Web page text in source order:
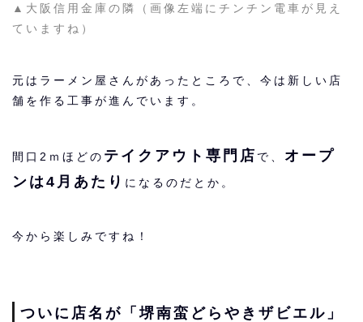
▲大阪信用金庫の隣（画像左端にチンチン電車が見え
ていますね）
元はラーメン屋さんがあったところで、今は新しい店
舗を作る工事が進んでいます。
間口2ｍほどの テイクアウト専門店 で、 オープ
ンは4月あたり になるのだとか。
今から楽しみですね！
ついに店名が「堺南蛮どらやきザビエル」